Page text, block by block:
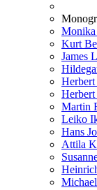
Kurt
James
Martin
Leiko
Hans
Attila